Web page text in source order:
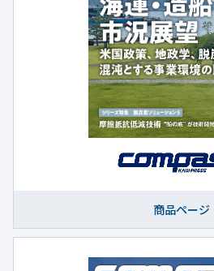
商品ページ